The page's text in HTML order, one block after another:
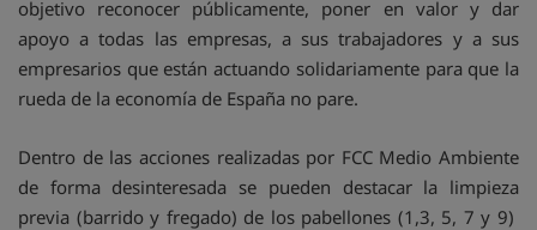
objetivo reconocer públicamente, poner en valor y dar
apoyo a todas las empresas, a sus trabajadores y a sus
empresarios que están actuando solidariamente para que la
rueda de la economía de España no pare.
Dentro de las acciones realizadas por FCC Medio Ambiente
de forma desinteresada se pueden destacar la limpieza
previa (barrido y fregado) de los pabellones (1,3, 5, 7 y 9)